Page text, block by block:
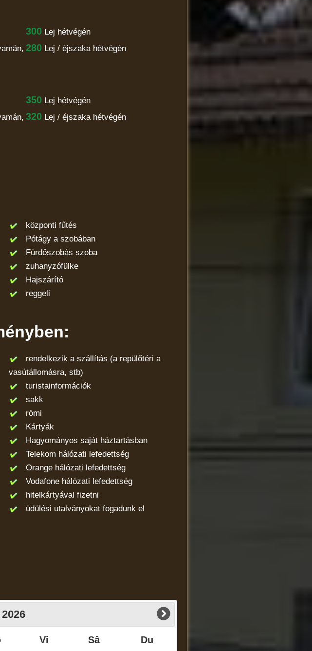
300 Lej hétvégén
280 Lej / éjszaka hétvégén
350 Lej hétvégén
320 Lej / éjszaka hétvégén
központi fűtés
Pótágy a szobában
Fürdőszobás szoba
zuhanyzófülke
Hajszárító
reggeli
rendelkezik a szállítás (a repülőtéri a
vasútállomásra, stb)
turistainformációk
sakk
römi
Kártyák
Hagyományos saját háztartásban
Telekom hálózati lefedettség
Orange hálózati lefedettség
Vodafone hálózati lefedettség
hitelkártyával fizetni
üdülési utalványokat fogadunk el
2026
Vi Sâ Du